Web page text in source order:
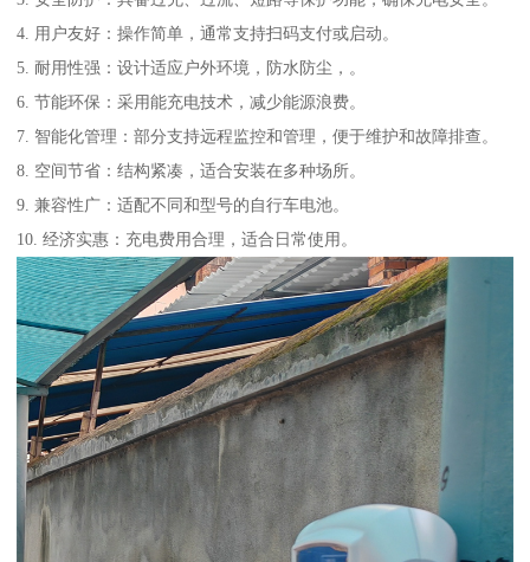
4. 用户友好：操作简单，通常支持扫码支付或启动。
5. 耐用性强：设计适应户外环境，防水防尘，。
6. 节能环保：采用能充电技术，减少能源浪费。
7. 智能化管理：部分支持远程监控和管理，便于维护和故障排查。
8. 空间节省：结构紧凑，适合安装在多种场所。
9. 兼容性广：适配不同和型号的自行车电池。
10. 经济实惠：充电费用合理，适合日常使用。